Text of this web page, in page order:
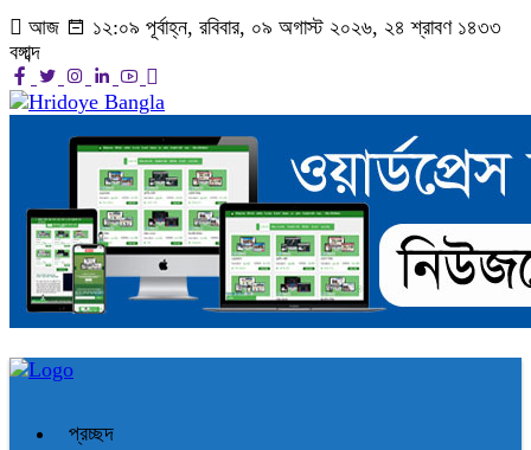
আজ
১২:০৯ পূর্বাহ্ন, রবিবার, ০৯ অগাস্ট ২০২৬, ২৪ শ্রাবণ ১৪৩৩
বঙ্গাব্দ
প্রচ্ছদ